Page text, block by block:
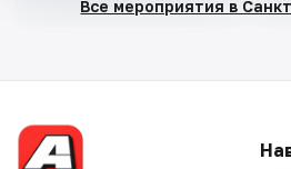
Все мероприятия в